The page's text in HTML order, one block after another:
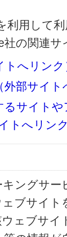
利用して
の関連
トへリンク
外部サイ
るサイト
トへリン
ングサー
ェブサイ
ェブサイ